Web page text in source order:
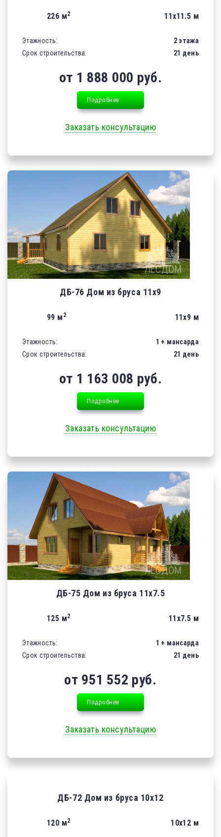
226 м2 11х11.5 м
Этажность:
2 этажа
Срок строительства:
21 день
от 1 888 000 руб.
Подробнее
Заказать консультацию
ДБ-76 Дом из бруса 11х9
99 м 2 11х9 м
Этажность:
1 + мансарда
Срок строительства:
21 день
от 1 163 008 руб.
Подробнее
Заказать консультацию
ДБ-75 Дом из бруса 11х7.5
125 м2 11х7.5 м
Этажность:
1 + мансарда
Срок строительства:
21 день
от 951 552 руб.
Подробнее
Заказать консультацию
ДБ-72 Дом из бруса 10х12
120 м2 10х12 м